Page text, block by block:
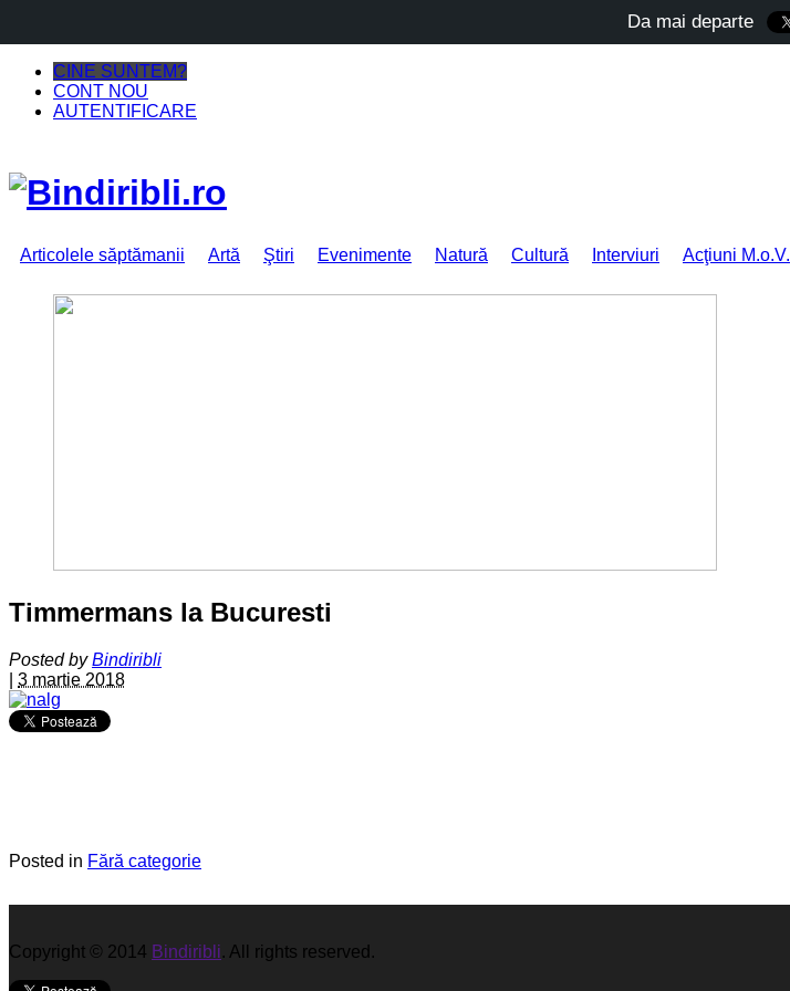
CINE SUNTEM?
CONT NOU
AUTENTIFICARE
Articolele săptămanii Artă Ştiri Evenimente Natură Cultură Interviuri Acţiuni M.o.V.
Timmermans la Bucuresti
Posted byBindiribli
3 martie 2018
Posted in Fără categorie
Copyright © 2014 Bindiribli. All rights reserved.
Da mai departe